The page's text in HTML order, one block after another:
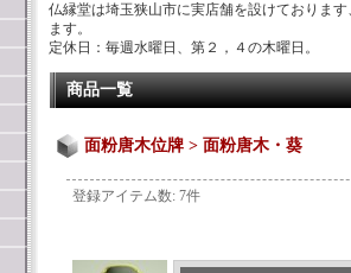
仏縁堂は埼玉狭山市に実店舗を設けておりま
ます。
定休日：毎週水曜日、第２，４の木曜日。
商品一覧
面粉唐木位牌 > 面粉唐木・葵
登録アイテム数: 7件